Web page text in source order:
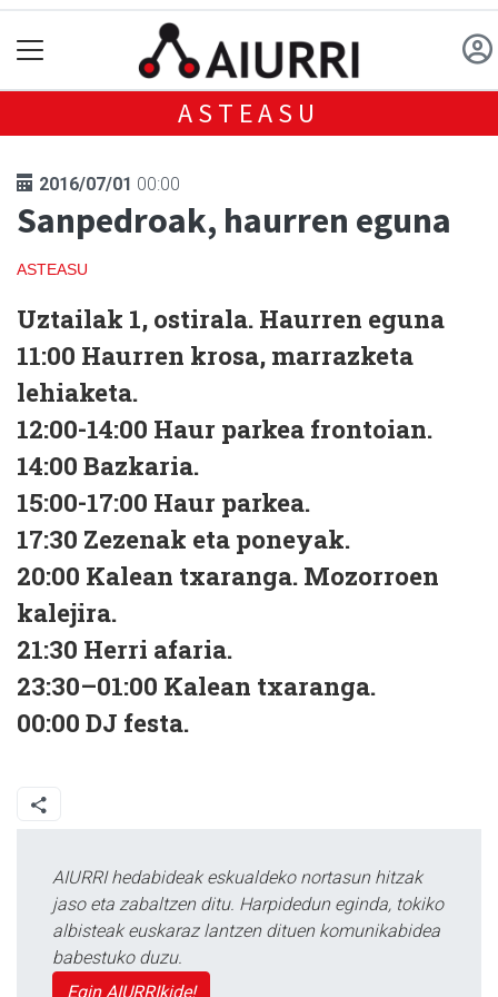
ASTEASU
2016/07/01 00:00
Sanpedroak, haurren eguna
ASTEASU
Uztailak 1, ostirala. Haurren eguna
11:00 Haurren krosa, marrazketa
lehiaketa.
12:00-14:00 Haur parkea frontoian.
14:00 Bazkaria.
15:00-17:00 Haur parkea.
17:30 Zezenak eta poneyak.
20:00 Kalean txaranga. Mozorroen
kalejira.
21:30 Herri afaria.
23:30–01:00 Kalean txaranga.
00:00 DJ festa.
AIURRI hedabideak eskualdeko nortasun hitzak
jaso eta zabaltzen ditu. Harpidedun eginda, tokiko
albisteak euskaraz lantzen dituen komunikabidea
babestuko duzu.
Egin AIURRIkide!